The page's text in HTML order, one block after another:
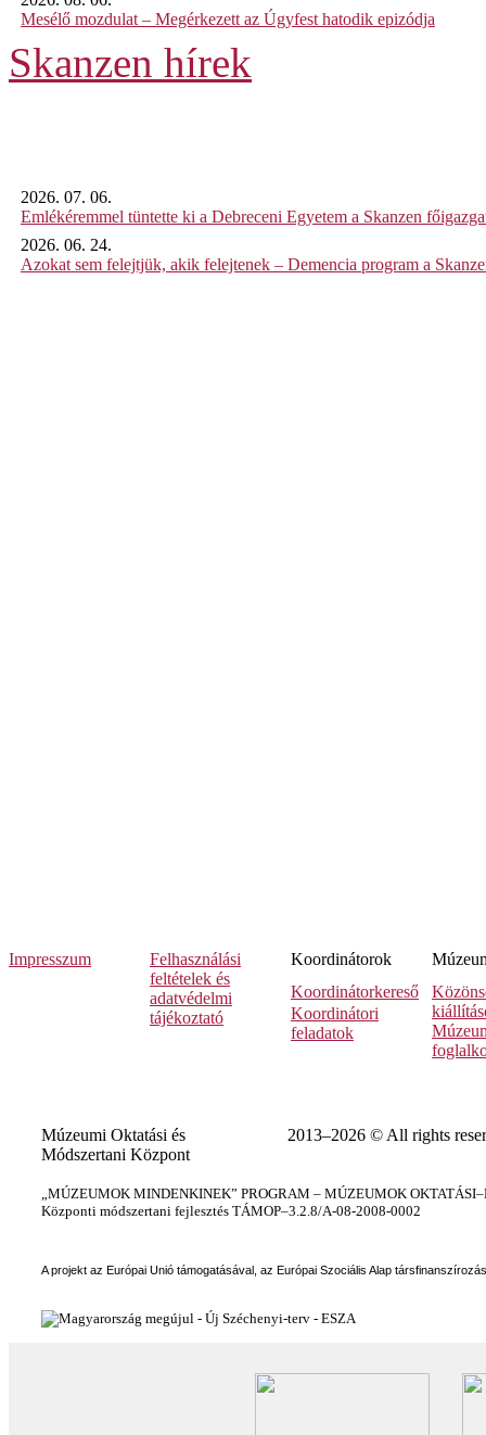
Mesélő mozdulat – Megérkezett az Úgyfest hatodik epizódja
Skanzen hírek
2026. 07. 06.
Emlékéremmel tüntette ki a Debreceni Egyetem a Skanzen
2026. 06. 24.
Azokat sem felejtjük, akik felejtenek – Demencia program a
Impresszum
Felhasználási
feltételek és
adatvédelmi
tájékoztató
Koordinátorok
Koordinátorkereső
Koordinátori
feladatok
Múzeumi Oktatási és
Módszertani Központ
2013–2026 © All rights
„MÚZEUMOK MINDENKINEK” PROGRAM – MÚZEUMOK
Központi módszertani fejlesztés TÁMOP–3.2.8/A-08-2008-0002
A projekt az Európai Unió támogatásával, az Európai Szociális Alap